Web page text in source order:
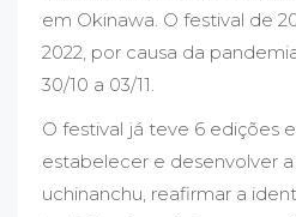
em Okinawa. O festival de
2022, por causa da
30/10 a 03/11.
O festival já teve 6 edições
estabelecer e desenvolver
uchinanchu, reafirmar a